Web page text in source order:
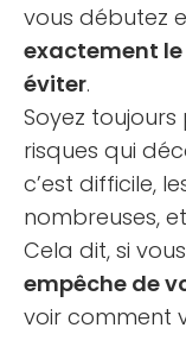
vous débutez
exactement le
éviter.
Soyez
risques qui
c’est difficile,
nombreuses,
Cela dit, si
empêche de
voir comment